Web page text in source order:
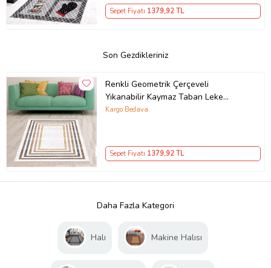
Sepet Fiyatı 1379,92 TL
Son Gezdikleriniz
Renkli Geometrik Çerçeveli
Yıkanabilir Kaymaz Taban Leke
Tutmaz Modern Salon Halısı ve
Kargo Bedava
Sepet Fiyatı 1379,92 TL
Daha Fazla Kategori
Halı Makine Halısı